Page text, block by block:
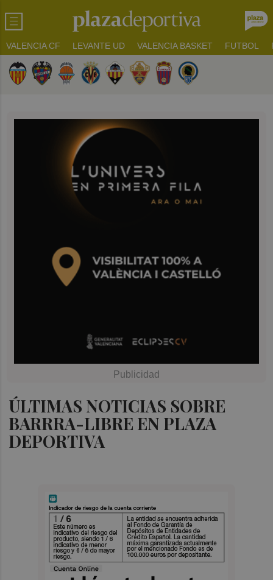
VALENCIA CF LEVANTE UD VALENCIA BASKET FUTBOL
ÚLTIMAS NOTICIAS SOBRE
BARRRA-LIBRE EN PLAZA
DEPORTIVA